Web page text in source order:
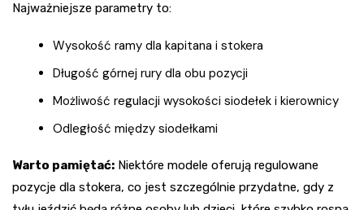
Najważniejsze parametry to:
Wysokość ramy dla kapitana i stokera
Długość górnej rury dla obu pozycji
Możliwość regulacji wysokości siodełek i kierownicy
Odległość między siodełkami
Warto pamiętać: Niektóre modele oferują regulowane
pozycje dla stokera, co jest szczególnie przydatne, gdy z